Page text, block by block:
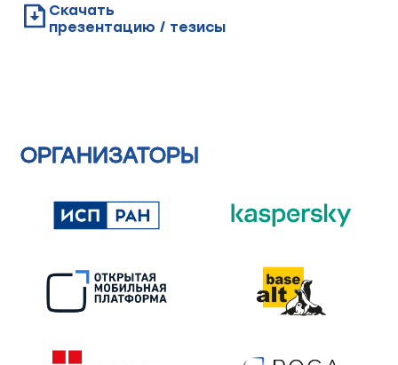
Скачать
презентацию / тезисы
ОРГАНИЗАТОРЫ